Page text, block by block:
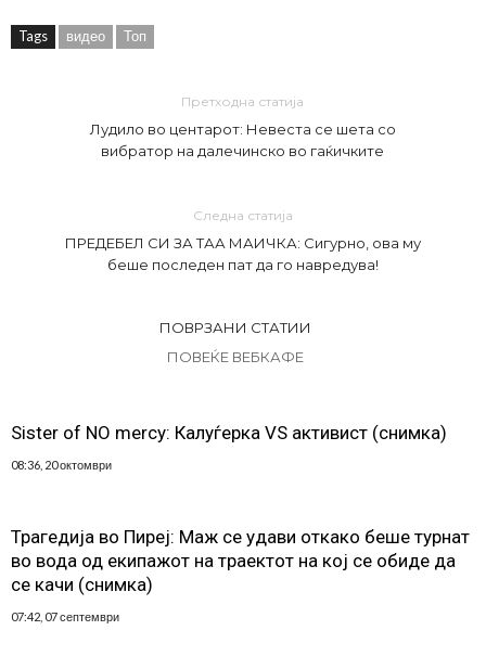
Tags видео Топ
Претходна статија
Лудило во центарот: Невеста се шета со
вибратор на далечинско во гаќичките
Следна статија
ПРЕДЕБЕЛ СИ ЗА ТАА МАИЧКА: Сигурно, ова му
беше последен пат да го навредува!
ПОВРЗАНИ СТАТИИ
ПОВЕЌЕ ВЕБКАФЕ
Sister of NO mercy: Калуѓерка VS активист (снимка)
08:36, 20 октомври
Трагедија во Пиреј: Маж се удави откако беше турнат
во вода од екипажот на траектот на кој се обиде да
се качи (снимка)
07:42, 07 септември